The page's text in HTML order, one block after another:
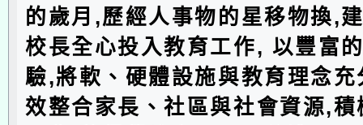
的歲月,歷經人事物的星移物換,
校長全心投入教育工作, 以豐富
驗,將軟、硬體設施與教育理念
效整合家長、社區與社會資源,